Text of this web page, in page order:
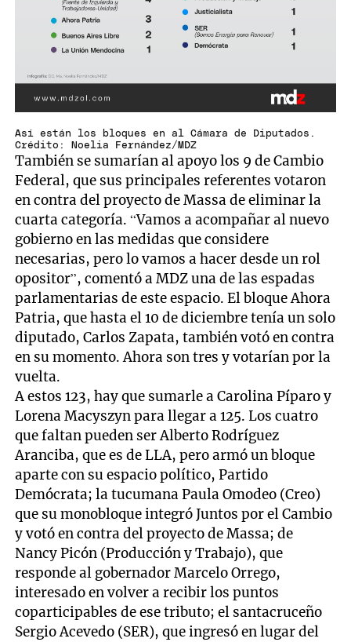
Así están los bloques en al Cámara de Diputados.
Crédito: Noelia Fernández/MDZ
También se sumarían al apoyo los 9 de Cambio
Federal, que sus principales referentes votaron
en contra del proyecto de Massa de eliminar la
cuarta categoría. “Vamos a acompañar al nuevo
gobierno en las medidas que considere
necesarias, pero lo vamos a hacer desde un rol
opositor”, comentó a MDZ una de las espadas
parlamentarias de este espacio. El bloque Ahora
Patria, que hasta el 10 de diciembre tenía un solo
diputado, Carlos Zapata, también votó en contra
en su momento. Ahora son tres y votarían por la
vuelta.
A estos 123, hay que sumarle a Carolina Píparo y
Lorena Macyszyn para llegar a 125. Los cuatro
que faltan pueden ser Alberto Rodríguez
Aranciba, que es de LLA, pero armó un bloque
aparte con su espacio político, Partido
Demócrata; la tucumana Paula Omodeo (Creo)
que su monobloque integró Juntos por el Cambio
y votó en contra del proyecto de Massa; de
Nancy Picón (Producción y Trabajo), que
responde al gobernador Marcelo Orrego,
interesado en volver a recibir los puntos
coparticipables de ese tributo; el santacruceño
Sergio Acevedo (SER), que ingresó en lugar del